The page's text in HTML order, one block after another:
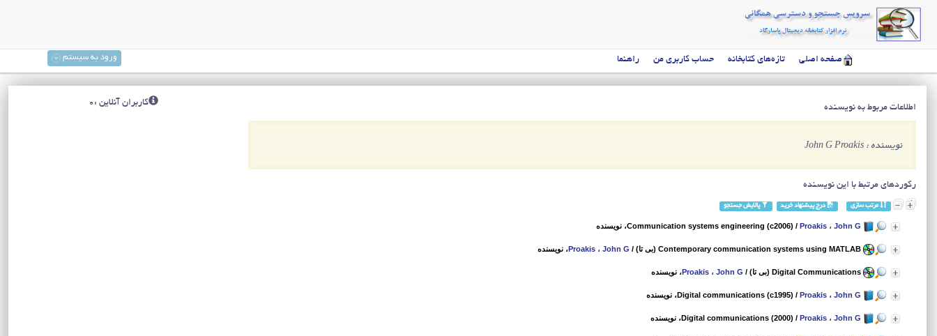
صفحه اصلی تازه‌های کتابخانه حساب کاربری من راهنما ورود به سیستم
اطلاعات مربوط به نویسنده
نویسنده : John G Proakis
رکوردهای مرتبط با این نویسنده
مرتب سازی درج پیشنهاد خرید پالایش جستجو
Communication systems engineering (c2006) / Proakis ، John G ، نویسنده
Contemporary communication systems using MATLAB (بی تا) / Proakis ، John G، نویسنده
Digital Communications (بی تا) / Proakis ، John G، نویسنده
Digital communications (c1995) / Proakis ، John G ، نویسنده
Digital communications (2000) / Proakis ، John G ، نویسنده
کاربران آنلاین :0